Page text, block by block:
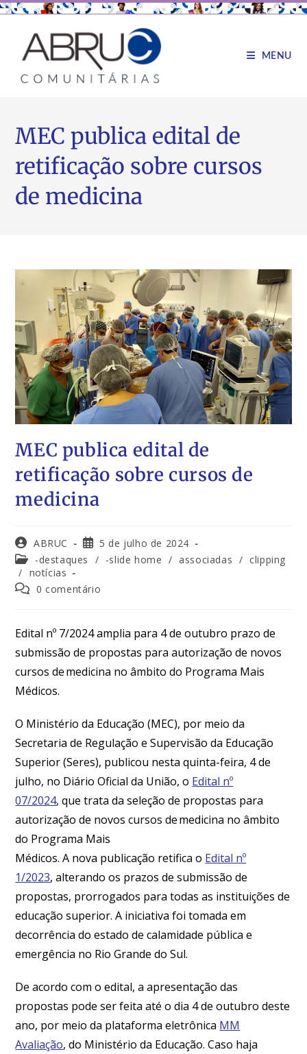
MENU
MEC publica edital de
retificação sobre cursos
de medicina
MEC publica edital de
retificação sobre cursos de
medicina
ABRUC
5 de julho de 2024
-destaques
/ -slide home / associadas / clipping
/ notícias
0 comentário
Edital nº 7/2024 amplia para 4 de outubro prazo de
submissão de propostas para autorização de novos
cursos de medicina no âmbito do Programa Mais
Médicos.
O Ministério da Educação (MEC), por meio da
Secretaria de Regulação e Supervisão da Educação
Superior (Seres), publicou nesta quinta-feira, 4 de
julho, no Diário Oficial da União, o Edital nº
07/2024, que trata da seleção de propostas para
autorização de novos cursos de medicina no âmbito
do Programa Mais
Médicos. A nova publicação retifica o Edital nº
1/2023, alterando os prazos de submissão de
propostas, prorrogados para todas as instituições de
educação superior. A iniciativa foi tomada em
decorrência do estado de calamidade pública e
emergência no Rio Grande do Sul.
De acordo com o edital, a apresentação das
propostas pode ser feita até o dia 4 de outubro deste
ano, por meio da plataforma eletrônica MM
Avaliação, do Ministério da Educação. Caso haja